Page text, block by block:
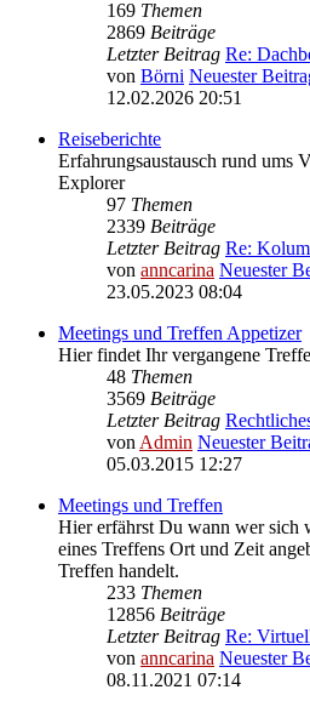
169 Themen
2869 Beiträge
Letzter Beitrag Re:
von Börni Neuester
12.02.2026 20:51
Reiseberichte
Erfahrungsaustausch rund ums
Explorer
97 Themen
2339 Beiträge
Letzter Beitrag Re:
von anncarina Neuester
23.05.2023 08:04
Meetings und Treffen Appetizer
Hier findet Ihr vergangene
48 Themen
3569 Beiträge
Letzter Beitrag
vonAdmin Neuester
05.03.2015 12:27
Meetings und Treffen
Hier erfährst Du wann wer sich
eines Treffens Ort und Zeit
Treffen handelt.
233 Themen
12856 Beiträge
Letzter Beitrag Re:
von anncarina Neuester
08.11.2021 07:14